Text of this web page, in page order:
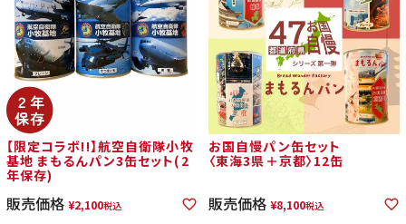
【限定コラボ!!】航空自衛隊小牧
基地 まもるんパン3缶セット(2
年保存)
販売価格 ¥2,100税込
お国自慢パン缶セット
〈東海3県＋京都〉12缶
販売価格 ¥8,100税込